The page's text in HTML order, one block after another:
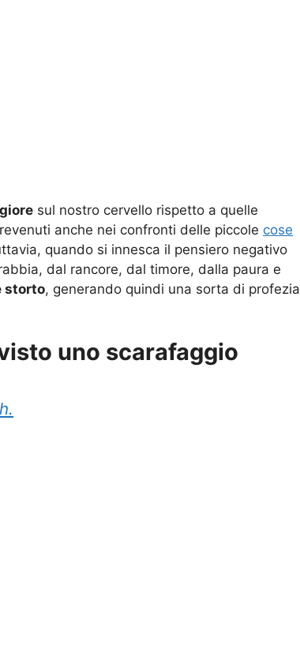
sul nostro cervello rispetto a quelle
anche nei confronti delle piccole cose
quando si innesca il pensiero negativo
dal rancore, dal timore, dalla paura e
storto, generando quindi una sorta di profezia
uno scarafaggio